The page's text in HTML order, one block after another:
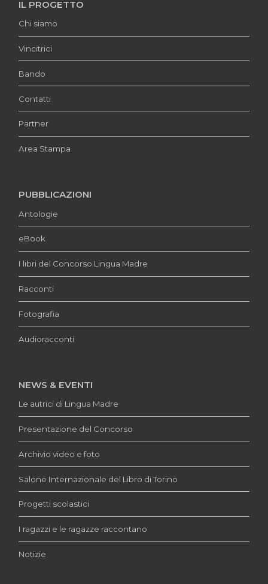
IL PROGETTO
Chi siamo
Vincitrici
Bando
Contatti
Partner
Area Stampa
PUBBLICAZIONI
Antologie
eBook
I libri del Concorso Lingua Madre
Racconti
Fotografia
Audioracconti
NEWS & EVENTI
Le autrici di Lingua Madre
Presentazione del Concorso
Archivio video e foto
Salone Internazionale del Libro di Torino
Progetti scolastici
I ragazzi e le ragazze raccontano
Notizie